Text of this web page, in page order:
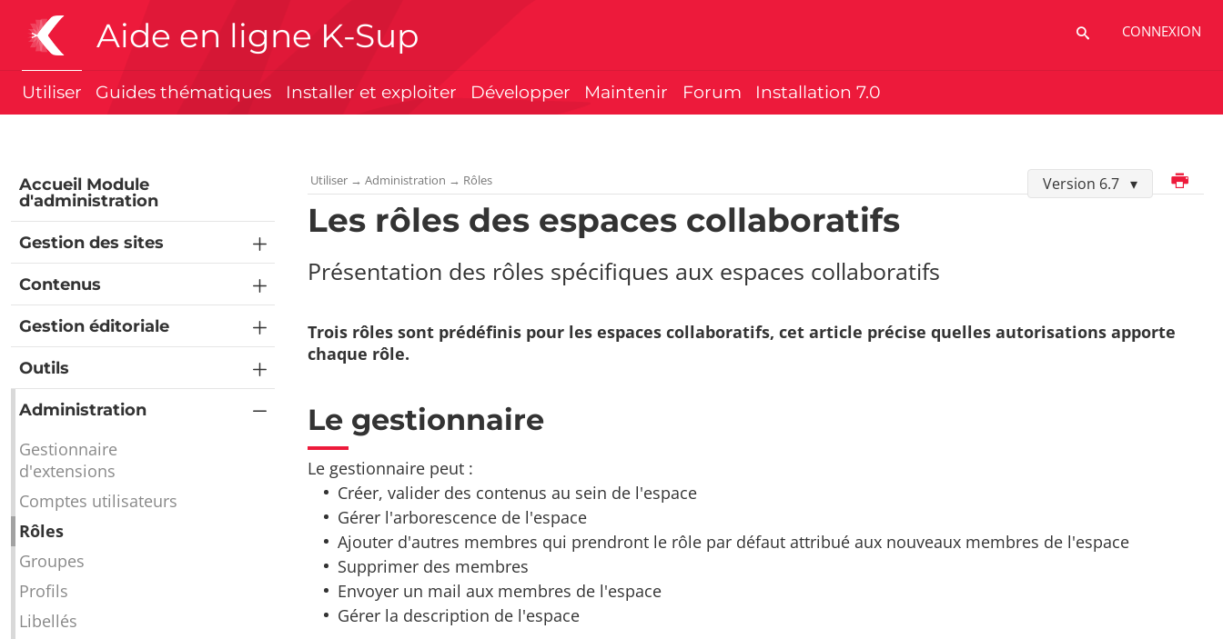
Aide en ligne K-Sup CONNEXION
Utiliser Guides thématiques Installer et exploiter Développer Maintenir Forum Installation 7.0
Accueil Module
d'administration
Gestion des sites
Contenus
Gestion éditoriale
Outils
Administration
Gestionnaire
d'extensions
Comptes utilisateurs
Rôles
Groupes
Profils
Libellés
Version 6.7Imprimer
Utiliser →Administration → Rôles
Les rôles des espaces collaboratifs
Présentation des rôles spécifiques aux espaces collaboratifs
Trois rôles sont prédéfinis pour les espaces collaboratifs, cet article précise quelles autorisations apporte
chaque rôle.
Le gestionnaire
Le gestionnaire peut :
Créer, valider des contenus au sein de l'espace
Gérer l'arborescence de l'espace
Ajouter d'autres membres qui prendront le rôle par défaut attribué aux nouveaux membres de l'espace
Supprimer des membres
Envoyer un mail aux membres de l'espace
Gérer la description de l'espace